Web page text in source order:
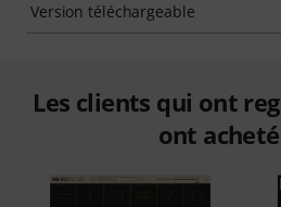
Version téléchargeable
Les clients qui ont
ont